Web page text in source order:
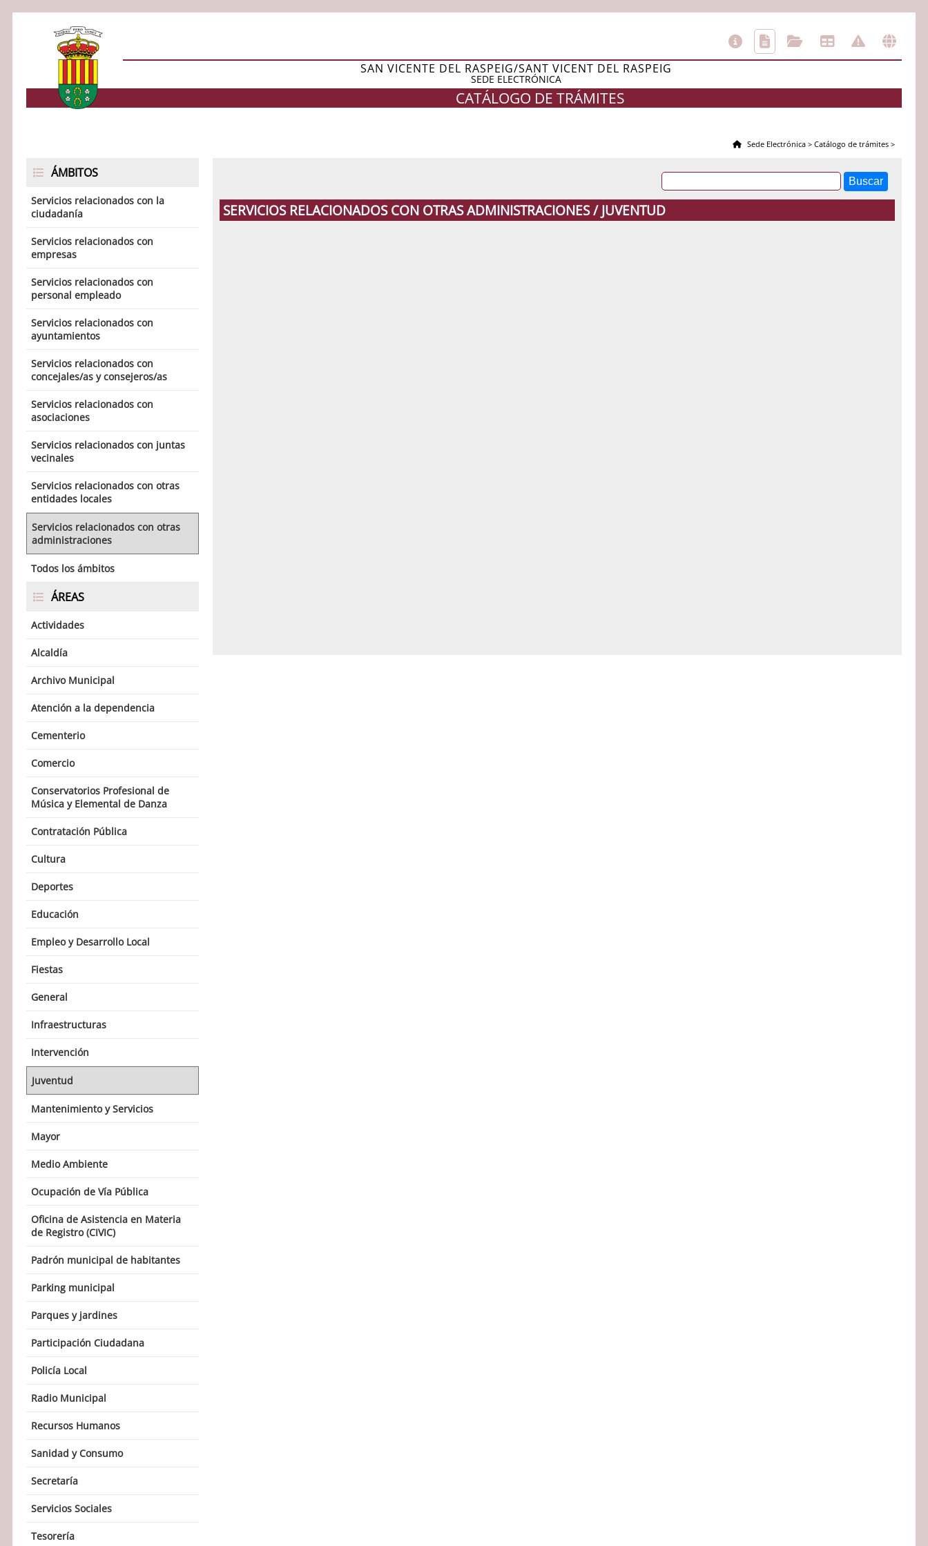
SEDE ELECTRÓNICA
SAN VICENTE DEL RASPEIG/SANT VICENT DEL RASPEIG
CATÁLOGO DE TRÁMITES
Sede Electrónica > Catálogo de trámites >
ÁMBITOS
Servicios relacionados con la
ciudadanía
Servicios relacionados con
empresas
Servicios relacionados con
personal empleado
Servicios relacionados con
ayuntamientos
Servicios relacionados con
concejales/as y consejeros/as
Servicios relacionados con
asociaciones
Servicios relacionados con juntas
vecinales
Servicios relacionados con otras
entidades locales
Servicios relacionados con otras
administraciones
Todos los ámbitos
ÁREAS
Actividades
Alcaldía
Archivo Municipal
Atención a la dependencia
Cementerio
Comercio
Conservatorios Profesional de
Música y Elemental de Danza
Contratación Pública
Cultura
Deportes
Educación
Empleo y Desarrollo Local
Fiestas
General
Infraestructuras
Intervención
Juventud
Mantenimiento y Servicios
Mayor
Medio Ambiente
Ocupación de Vía Pública
Oficina de Asistencia en Materia
de Registro (CIVIC)
Padrón municipal de habitantes
Parking municipal
Parques y jardines
Participación Ciudadana
Policía Local
Radio Municipal
Recursos Humanos
Sanidad y Consumo
Secretaría
Servicios Sociales
Tesorería
SERVICIOS RELACIONADOS CON OTRAS ADMINISTRACIONES / JUVENTUD